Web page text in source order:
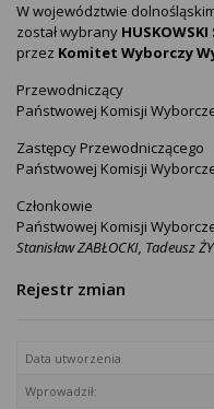
W województwie
został wybrany
przez Komitet Wyborczy
Przewodniczący
Państwowej Komisji
Zastępcy Przewodniczącego
Państwowej Komisji
Członkowie
Państwowej Komisji
Stanisław ZABŁOCKI, Tadeusz
Rejestr zmian
Data utworzenia
Wprowadził: